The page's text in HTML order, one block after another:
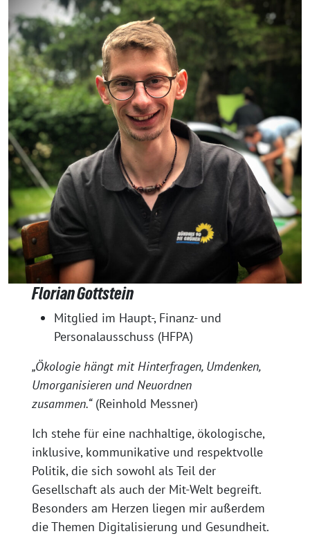
Florian Gottstein
Mitglied im Haupt-, Finanz- und
Personalausschuss (HFPA)
„Ökologie hängt mit Hinterfragen, Umdenken,
Umorganisieren und Neuordnen
zusammen.“(Reinhold Messner)
Ich stehe für eine nachhaltige, ökologische,
inklusive, kommunikative und respektvolle
Politik, die sich sowohl als Teil der
Gesellschaft als auch der Mit-Welt begreift.
Besonders am Herzen liegen mir außerdem
die Themen Digitalisierung und Gesundheit.